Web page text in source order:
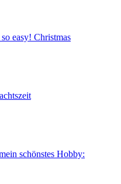
easy! Christmas
schönstes Hobby: